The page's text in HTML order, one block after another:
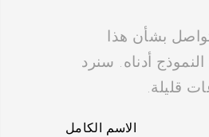
بشأن هذا
أدناه. سنرد
قليلة.
الاسم الكامل